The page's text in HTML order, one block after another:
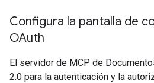
Configura la pantalla de
OAuth
El servidor de MCP de
2.0 para la autenticación y la